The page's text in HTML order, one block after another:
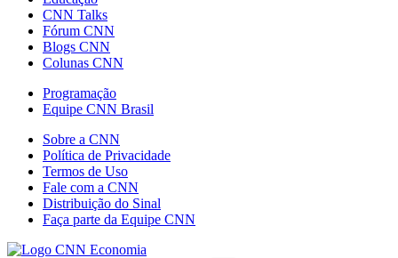
CNN Talks
Fórum CNN
Blogs CNN
Colunas CNN
Programação
Equipe CNN Brasil
Sobre a CNN
Política de Privacidade
Termos de Uso
Fale com a CNN
Distribuição do Sinal
Faça parte da Equipe CNN